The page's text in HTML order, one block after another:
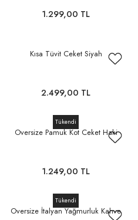
1.299,00 TL
Kısa Tüvit Ceket Siyah
2.499,00 TL
Tükendi
Oversize Pamuk Kot Ceket Haki
1.249,00 TL
Tükendi
Oversize İtalyan Yağmurluk Kahve